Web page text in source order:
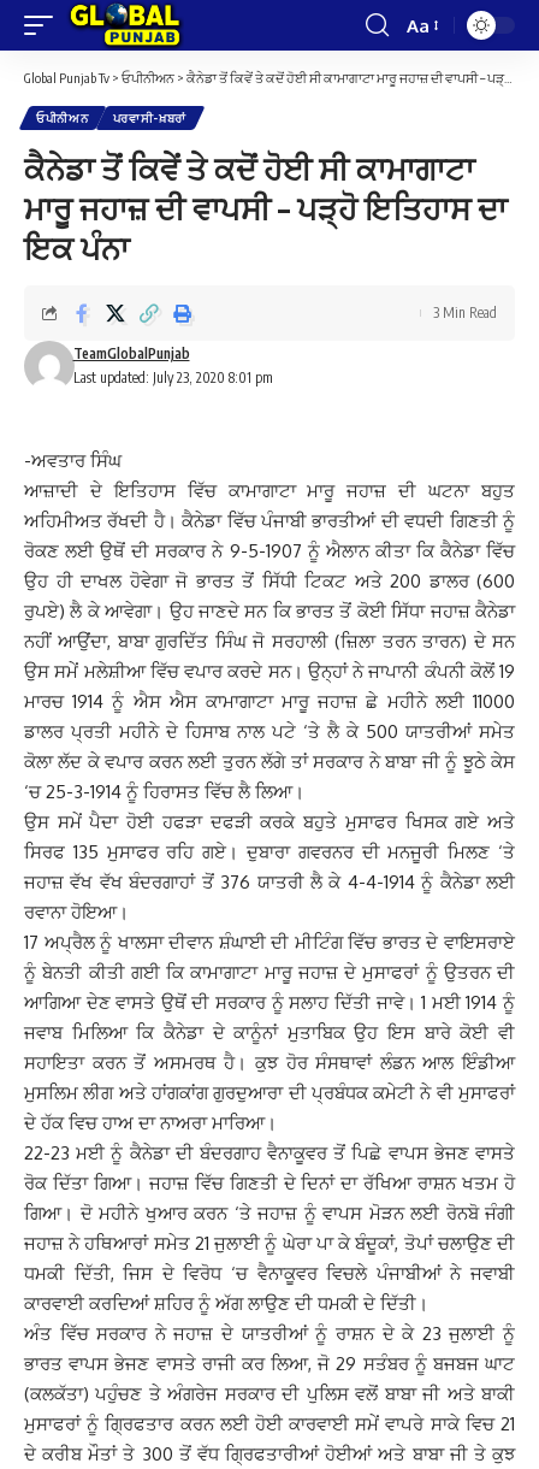
Font
Resizer
Aa
Global Punjab Tv > ਓਪੀਨੀਅਨ > ਕੈਨੇਡਾ ਤੋਂ ਕਿਵੇਂ ਤੇ ਕਦੋਂ ਹੋਈ ਸੀ ਕਾਮਾਗਾਟਾ ਮਾਰੂ ਜਹਾਜ਼ ਦੀ ਵਾਪਸੀ – ਪੜ੍ਹੋ ਇਤਿਹਾਸ ਦਾ ਇਕ ਪੰਨਾ
ਓਪੀਨੀਅਨ ਪਰਵਾਸੀ-ਖ਼ਬਰਾਂ
ਕੈਨੇਡਾ ਤੋਂ ਕਿਵੇਂ ਤੇ ਕਦੋਂ ਹੋਈ ਸੀ ਕਾਮਾਗਾਟਾ
ਮਾਰੂ ਜਹਾਜ਼ ਦੀ ਵਾਪਸੀ – ਪੜ੍ਹੋ ਇਤਿਹਾਸ ਦਾ
ਇਕ ਪੰਨਾ
Last updated: July 23, 2020 8:01 pm
TeamGlobalPunjab
3 Min Read
-ਅਵਤਾਰ ਸਿੰਘ
ਆਜ਼ਾਦੀ ਦੇ ਇਤਿਹਾਸ ਵਿੱਚ ਕਾਮਾਗਾਟਾ ਮਾਰੂ ਜਹਾਜ਼ ਦੀ ਘਟਨਾ ਬਹੁਤ
ਅਹਿਮੀਅਤ ਰੱਖਦੀ ਹੈ। ਕੈਨੇਡਾ ਵਿੱਚ ਪੰਜਾਬੀ ਭਾਰਤੀਆਂ ਦੀ ਵਧਦੀ ਗਿਣਤੀ ਨੂੰ
ਰੋਕਣ ਲਈ ਉਥੋਂ ਦੀ ਸਰਕਾਰ ਨੇ 9-5-1907 ਨੂੰ ਐਲਾਨ ਕੀਤਾ ਕਿ ਕੈਨੇਡਾ ਵਿੱਚ
ਉਹ ਹੀ ਦਾਖਲ ਹੋਵੇਗਾ ਜੋ ਭਾਰਤ ਤੋਂ ਸਿੱਧੀ ਟਿਕਟ ਅਤੇ 200 ਡਾਲਰ (600
ਰੁਪਏ) ਲੈ ਕੇ ਆਵੇਗਾ। ਉਹ ਜਾਣਦੇ ਸਨ ਕਿ ਭਾਰਤ ਤੋਂ ਕੋਈ ਸਿੱਧਾ ਜਹਾਜ਼ ਕੈਨੇਡਾ
ਨਹੀਂ ਆਉਂਦਾ, ਬਾਬਾ ਗੁਰਦਿੱਤ ਸਿੰਘ ਜੋ ਸਰਹਾਲੀ (ਜ਼ਿਲਾ ਤਰਨ ਤਾਰਨ) ਦੇ ਸਨ
ਉਸ ਸਮੇਂ ਮਲੇਸ਼ੀਆ ਵਿੱਚ ਵਪਾਰ ਕਰਦੇ ਸਨ। ਉਨ੍ਹਾਂ ਨੇ ਜਾਪਾਨੀ ਕੰਪਨੀ ਕੋਲੋਂ 19
ਮਾਰਚ 1914 ਨੂੰ ਐਸ ਐਸ ਕਾਮਾਗਾਟਾ ਮਾਰੂ ਜਹਾਜ਼ ਛੇ ਮਹੀਨੇ ਲਈ 11000
ਡਾਲਰ ਪ੍ਰਤੀ ਮਹੀਨੇ ਦੇ ਹਿਸਾਬ ਨਾਲ ਪਟੇ ‘ਤੇ ਲੈ ਕੇ 500 ਯਾਤਰੀਆਂ ਸਮੇਤ
ਕੋਲਾ ਲੱਦ ਕੇ ਵਪਾਰ ਕਰਨ ਲਈ ਤੁਰਨ ਲੱਗੇ ਤਾਂ ਸਰਕਾਰ ਨੇ ਬਾਬਾ ਜੀ ਨੂੰ ਝੂਠੇ ਕੇਸ
‘ਚ 25-3-1914 ਨੂੰ ਹਿਰਾਸਤ ਵਿੱਚ ਲੈ ਲਿਆ।
ਉਸ ਸਮੇਂ ਪੈਦਾ ਹੋਈ ਹਫੜਾ ਦਫੜੀ ਕਰਕੇ ਬਹੁਤੇ ਮੁਸਾਫਰ ਖਿਸਕ ਗਏ ਅਤੇ
ਸਿਰਫ 135 ਮੁਸਾਫਰ ਰਹਿ ਗਏ। ਦੁਬਾਰਾ ਗਵਰਨਰ ਦੀ ਮਨਜੂਰੀ ਮਿਲਣ ‘ਤੇ
ਜਹਾਜ਼ ਵੱਖ ਵੱਖ ਬੰਦਰਗਾਹਾਂ ਤੋਂ 376 ਯਾਤਰੀ ਲੈ ਕੇ 4-4-1914 ਨੂੰ ਕੈਨੇਡਾ ਲਈ
ਰਵਾਨਾ ਹੋਇਆ।
17 ਅਪ੍ਰੈਲ ਨੂੰ ਖਾਲਸਾ ਦੀਵਾਨ ਸ਼ੰਘਾਈ ਦੀ ਮੀਟਿੰਗ ਵਿੱਚ ਭਾਰਤ ਦੇ ਵਾਇਸਰਾਏ
ਨੂੰ ਬੇਨਤੀ ਕੀਤੀ ਗਈ ਕਿ ਕਾਮਾਗਾਟਾ ਮਾਰੂ ਜਹਾਜ਼ ਦੇ ਮੁਸਾਫਰਾਂ ਨੂੰ ਉਤਰਨ ਦੀ
ਆਗਿਆ ਦੇਣ ਵਾਸਤੇ ਉਥੋਂ ਦੀ ਸਰਕਾਰ ਨੂੰ ਸਲਾਹ ਦਿੱਤੀ ਜਾਵੇ। 1 ਮਈ 1914 ਨੂੰ
ਜਵਾਬ ਮਿਲਿਆ ਕਿ ਕੈਨੇਡਾ ਦੇ ਕਾਨੂੰਨਾਂ ਮੁਤਾਬਿਕ ਉਹ ਇਸ ਬਾਰੇ ਕੋਈ ਵੀ
ਸਹਾਇਤਾ ਕਰਨ ਤੋਂ ਅਸਮਰਥ ਹੈ। ਕੁਝ ਹੋਰ ਸੰਸਥਾਵਾਂ ਲੰਡਨ ਆਲ ਇੰਡੀਆ
ਮੁਸਲਿਮ ਲੀਗ ਅਤੇ ਹਾਂਗਕਾਂਗ ਗੁਰਦੁਆਰਾ ਦੀ ਪ੍ਰਬੰਧਕ ਕਮੇਟੀ ਨੇ ਵੀ ਮੁਸਾਫਰਾਂ
ਦੇ ਹੱਕ ਵਿਚ ਹਾਅ ਦਾ ਨਾਅਰਾ ਮਾਰਿਆ।
22-23 ਮਈ ਨੂੰ ਕੈਨੇਡਾ ਦੀ ਬੰਦਰਗਾਹ ਵੈਨਾਕੂਵਰ ਤੋਂ ਪਿਛੇ ਵਾਪਸ ਭੇਜਣ ਵਾਸਤੇ
ਰੋਕ ਦਿੱਤਾ ਗਿਆ। ਜਹਾਜ਼ ਵਿੱਚ ਗਿਣਤੀ ਦੇ ਦਿਨਾਂ ਦਾ ਰੱਖਿਆ ਰਾਸ਼ਨ ਖਤਮ ਹੋ
ਗਿਆ। ਦੋ ਮਹੀਨੇ ਖੁਆਰ ਕਰਨ ‘ਤੇ ਜਹਾਜ਼ ਨੂੰ ਵਾਪਸ ਮੋੜਨ ਲਈ ਰੋਨਬੋ ਜੰਗੀ
ਜਹਾਜ਼ ਨੇ ਹਥਿਆਰਾਂ ਸਮੇਤ 21 ਜੁਲਾਈ ਨੂੰ ਘੇਰਾ ਪਾ ਕੇ ਬੰਦੂਕਾਂ, ਤੋਪਾਂ ਚਲਾਉਣ ਦੀ
ਧਮਕੀ ਦਿੱਤੀ, ਜਿਸ ਦੇ ਵਿਰੋਧ ‘ਚ ਵੈਨਾਕੂਵਰ ਵਿਚਲੇ ਪੰਜਾਬੀਆਂ ਨੇ ਜਵਾਬੀ
ਕਾਰਵਾਈ ਕਰਦਿਆਂ ਸ਼ਹਿਰ ਨੂੰ ਅੱਗ ਲਾਉਣ ਦੀ ਧਮਕੀ ਦੇ ਦਿੱਤੀ।
ਅੰਤ ਵਿੱਚ ਸਰਕਾਰ ਨੇ ਜਹਾਜ਼ ਦੇ ਯਾਤਰੀਆਂ ਨੂੰ ਰਾਸ਼ਨ ਦੇ ਕੇ 23 ਜੁਲਾਈ ਨੂੰ
ਭਾਰਤ ਵਾਪਸ ਭੇਜਣ ਵਾਸਤੇ ਰਾਜੀ ਕਰ ਲਿਆ, ਜੋ 29 ਸਤੰਬਰ ਨੂੰ ਬਜਬਜ ਘਾਟ
(ਕਲਕੱਤਾ) ਪਹੁੰਚਣ ਤੇ ਅੰਗਰੇਜ ਸਰਕਾਰ ਦੀ ਪੁਲਿਸ ਵਲੋਂ ਬਾਬਾ ਜੀ ਅਤੇ ਬਾਕੀ
ਮੁਸਾਫਰਾਂ ਨੂੰ ਗ੍ਰਿਫਤਾਰ ਕਰਨ ਲਈ ਹੋਈ ਕਾਰਵਾਈ ਸਮੇਂ ਵਾਪਰੇ ਸਾਕੇ ਵਿਚ 21
ਦੇ ਕਰੀਬ ਮੌਤਾਂ ਤੇ 300 ਤੋਂ ਵੱਧ ਗ੍ਰਿਫਤਾਰੀਆਂ ਹੋਈਆਂ ਅਤੇ ਬਾਬਾ ਜੀ ਤੇ ਕੁਝ